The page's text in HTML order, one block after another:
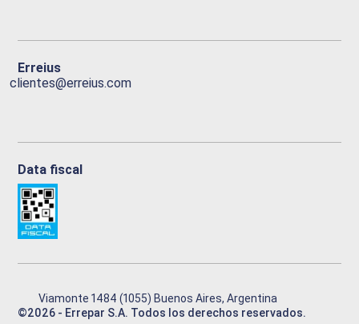
Erreius
clientes@erreius.com
Data fiscal
Viamonte 1484 (1055) Buenos Aires, Argentina
©2026 - Errepar S.A. Todos los derechos reservados.